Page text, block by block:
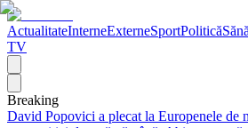
ActualitateInterneExterneSportPolitică
TV
Breaking
David Popovici a plecat la Europenele de